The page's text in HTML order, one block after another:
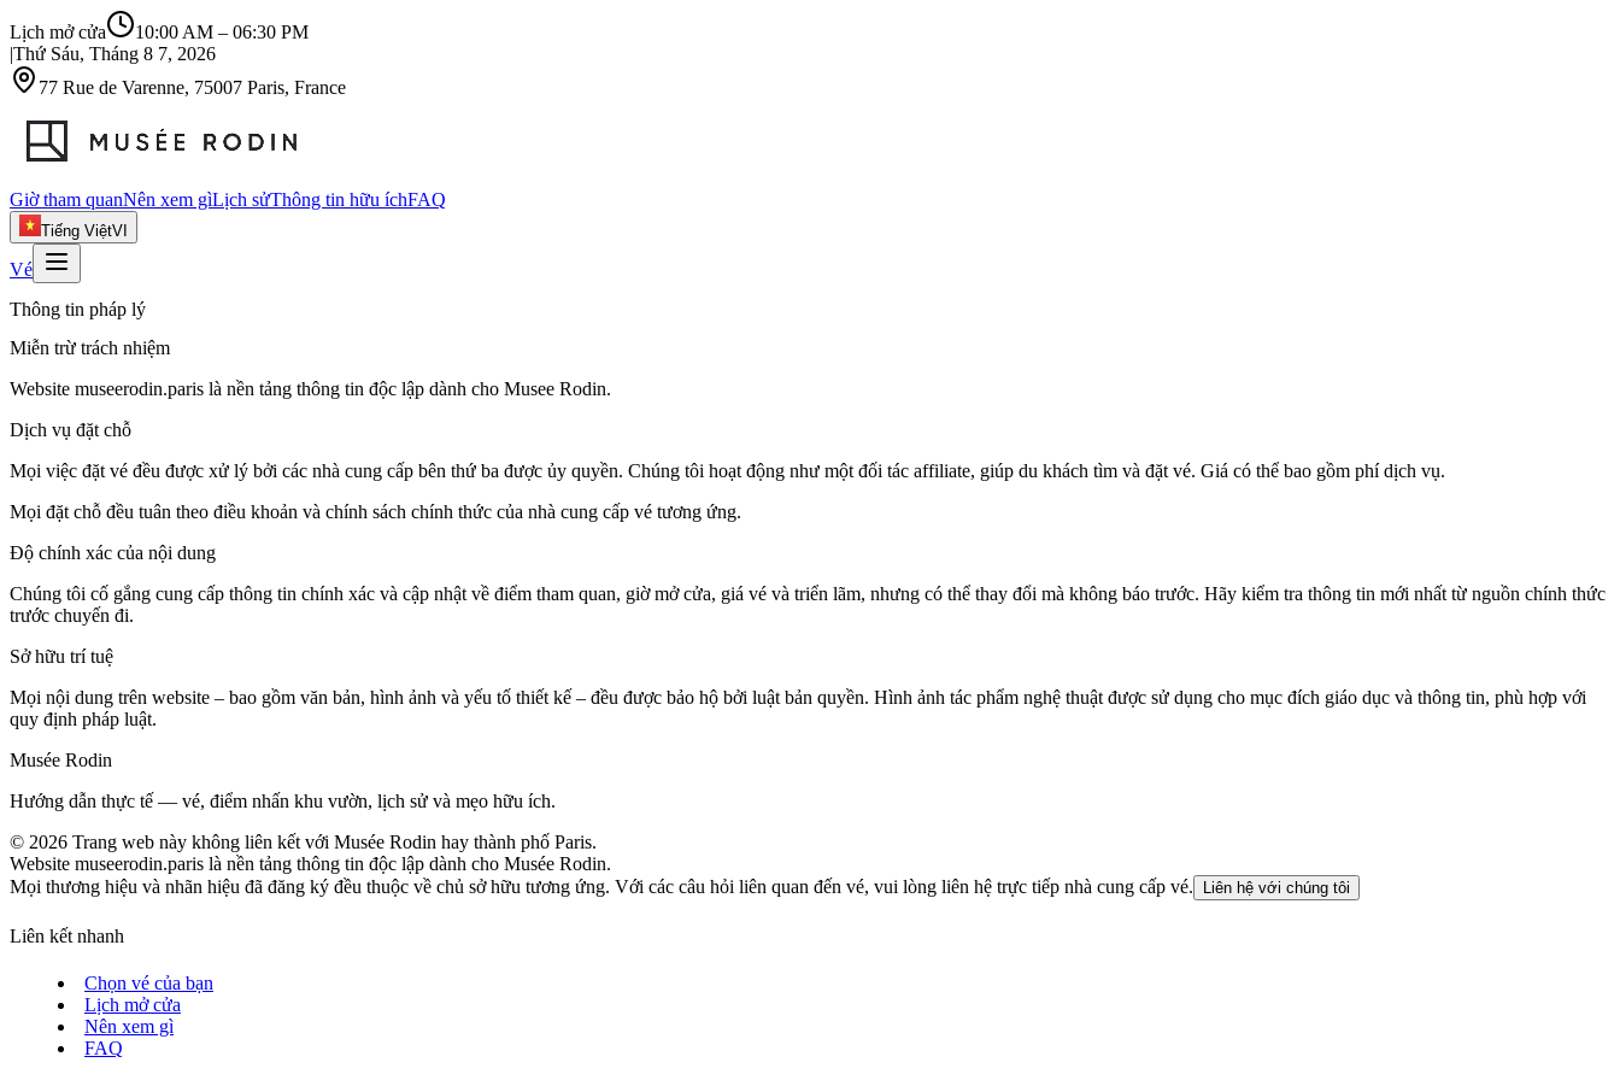
Lịch mở cửa 10:00 AM – 06:30 PM
|Thứ Sáu, Tháng 8 7, 2026
77 Rue de Varenne, 75007 Paris, France
Giờ tham quanNên xem gìLịch sửThông tin hữu íchFAQ
Tiếng ViệtVI
Vé
Thông tin pháp lý
Miễn trừ trách nhiệm
Website museerodin.paris là nền tảng thông tin độc lập dành cho Musee Rodin.
Dịch vụ đặt chỗ
Mọi việc đặt vé đều được xử lý bởi các nhà cung cấp bên thứ ba được ủy quyền. Chúng tôi hoạt động như một đối tác affiliate, giúp du khách tìm và đặt vé. Giá có thể bao gồm phí dịch vụ.
Mọi đặt chỗ đều tuân theo điều khoản và chính sách chính thức của nhà cung cấp vé tương ứng.
Độ chính xác của nội dung
Chúng tôi cố gắng cung cấp thông tin chính xác và cập nhật về điểm tham quan, giờ mở cửa, giá vé và triển lãm, nhưng có thể thay đổi mà không báo trước. Hãy kiểm tra thông tin mới nhất từ nguồn chính thức
trước chuyến đi.
Sở hữu trí tuệ
Mọi nội dung trên website – bao gồm văn bản, hình ảnh và yếu tố thiết kế – đều được bảo hộ bởi luật bản quyền. Hình ảnh tác phẩm nghệ thuật được sử dụng cho mục đích giáo dục và thông tin, phù hợp với
quy định pháp luật.
Musée Rodin
Hướng dẫn thực tế — vé, điểm nhấn khu vườn, lịch sử và mẹo hữu ích.
© 2026 Trang web này không liên kết với Musée Rodin hay thành phố Paris.
Website museerodin.paris là nền tảng thông tin độc lập dành cho Musée Rodin.
Mọi thương hiệu và nhãn hiệu đã đăng ký đều thuộc về chủ sở hữu tương ứng. Với các câu hỏi liên quan đến vé, vui lòng liên hệ trực tiếp nhà cung cấp vé.
Liên hệ với chúng tôi
Liên kết nhanh
Chọn vé của bạn
Lịch mở cửa
Nên xem gì
FAQ